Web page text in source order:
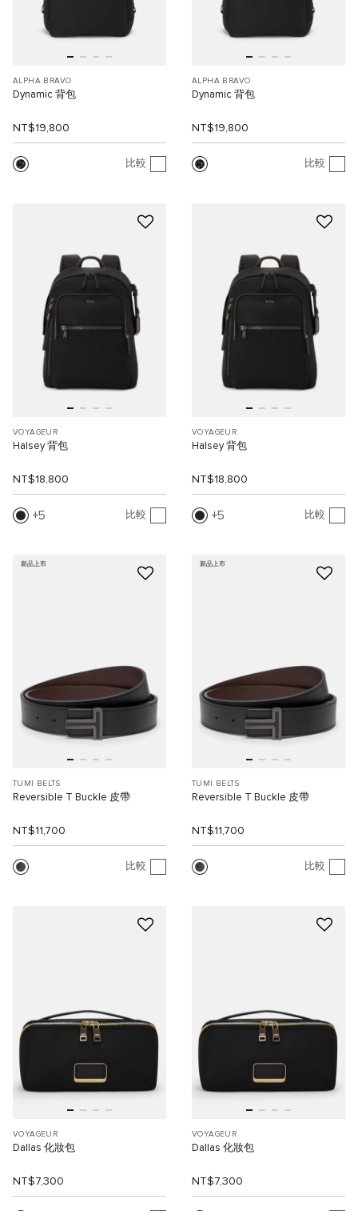
ALPHA BRAVO
Dynamic 背包
NT$19,800
比較
ALPHA BRAVO
Dynamic 背包
NT$19,800
比較
VOYAGEUR
Halsey 背包
NT$18,800
5 比較
VOYAGEUR
Halsey 背包
NT$18,800
5 比較
新品上市
TUMI BELTS
Reversible T Buckle 皮帶
NT$11,700
比較
新品上市
TUMI BELTS
Reversible T Buckle 皮帶
NT$11,700
比較
VOYAGEUR
Dallas 化妝包
NT$7,300
VOYAGEUR
Dallas 化妝包
NT$7,300